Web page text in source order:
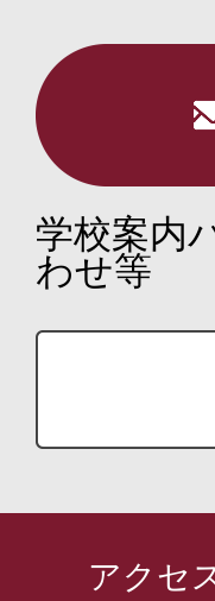
学校案内
わせ等
アクセ